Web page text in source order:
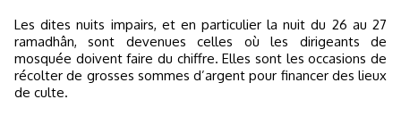
Les dites nuits impairs, et en particulier la nuit du 26 au 27
ramadhân, sont devenues celles où les dirigeants de
mosquée doivent faire du chiffre. Elles sont les occasions de
récolter de grosses sommes d’argent pour financer des lieux
de culte.